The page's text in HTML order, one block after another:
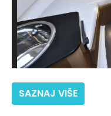
SAZNAJ VIŠE